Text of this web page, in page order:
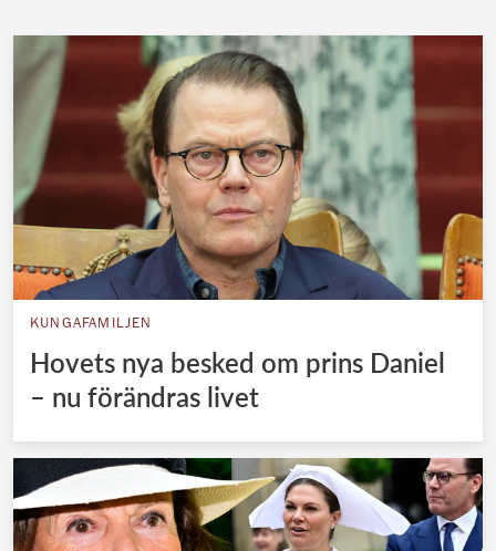
KUNGAFAMILJEN
Hovets nya besked om prins Daniel
– nu förändras livet